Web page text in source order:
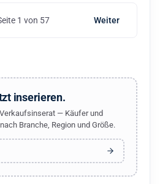
1 von 57 Weiter
inserieren.
— Käufer und
Branche, Region und Größe.